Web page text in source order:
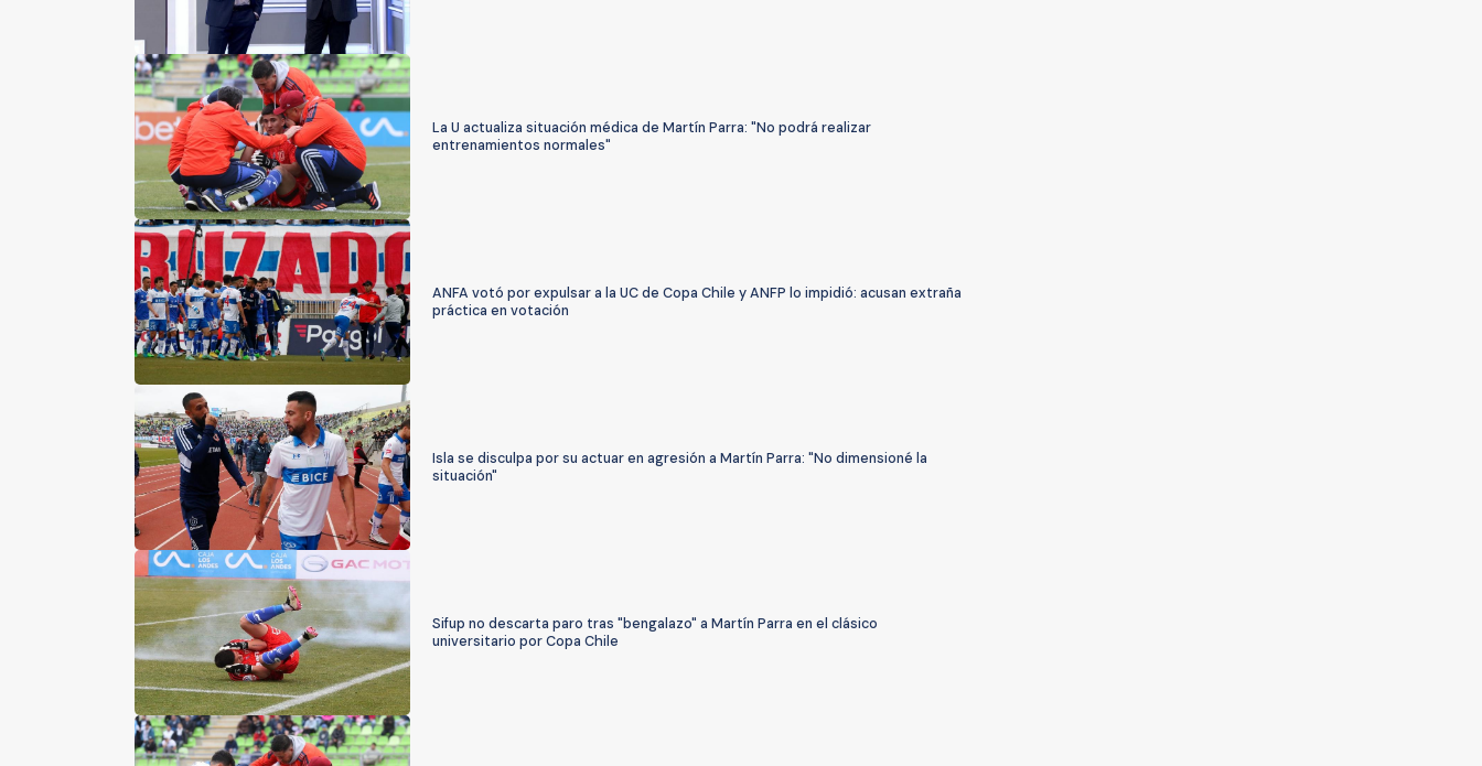
La U actualiza situación médica de Martín Parra: "No podrá realizar
entrenamientos normales"
ANFA votó por expulsar a la UC de Copa Chile y ANFP lo impidió: acusan extraña
práctica en votación
Isla se disculpa por su actuar en agresión a Martín Parra: "No dimensioné la
situación"
Sifup no descarta paro tras "bengalazo" a Martín Parra en el clásico
universitario por Copa Chile